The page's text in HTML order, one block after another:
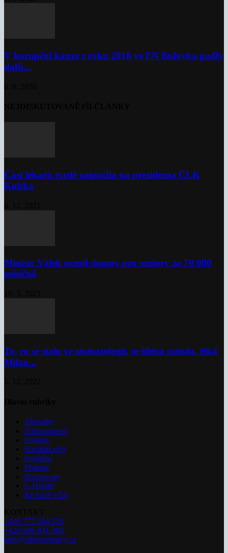
V korupční kauze z roku 2018 ve FN Bulovka padly
další...
Část lékařů tvrdě zaútočila na prezidenta ČLK
Kubka
Ministr Válek ocenil domov pro seniory za 70 000
měsíčně
To, co se stalo ve stomatologii, je šílená ostuda, říká
Milan...
Aktuality
Zdravotnictví
Politika
Sociální věci
Pojištění
Pharma
Rozhovory
E-Health
Ke kávě i čaji
+420 777 264 528
+420 606 831 394
info@zdravezpravy.cz